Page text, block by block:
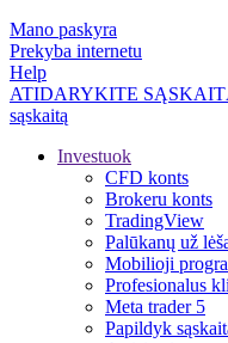
Mano paskyra
Prekyba internetu
Help
ATIDARYKITE
sąskaitą
Investuok
CFD konts
Brokeru konts
TradingView
Palūkanų už
Mobilioji
Profesionalus
Meta trader 5
Papildyk